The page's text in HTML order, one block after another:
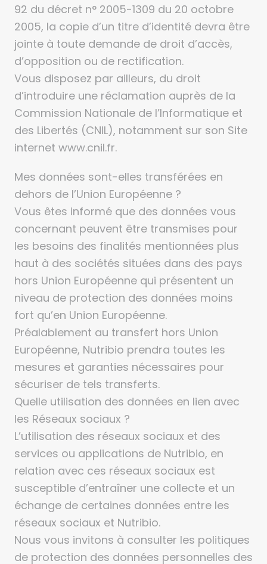
92 du décret n° 2005-1309 du 20 octobre
2005, la copie d’un titre d’identité devra être
jointe à toute demande de droit d’accès,
d’opposition ou de rectification.
Vous disposez par ailleurs, du droit
d’introduire une réclamation auprès de la
Commission Nationale de l’Informatique et
des Libertés (CNIL), notamment sur son Site
internet www.cnil.fr.
Mes données sont-elles transférées en
dehors de l’Union Européenne ?
Vous êtes informé que des données vous
concernant peuvent être transmises pour
les besoins des finalités mentionnées plus
haut à des sociétés situées dans des pays
hors Union Européenne qui présentent un
niveau de protection des données moins
fort qu’en Union Européenne.
Préalablement au transfert hors Union
Européenne, Nutribio prendra toutes les
mesures et garanties nécessaires pour
sécuriser de tels transferts.
Quelle utilisation des données en lien avec
les Réseaux sociaux ?
L’utilisation des réseaux sociaux et des
services ou applications de Nutribio, en
relation avec ces réseaux sociaux est
susceptible d’entraîner une collecte et un
échange de certaines données entre les
réseaux sociaux et Nutribio.
Nous vous invitons à consulter les politiques
de protection des données personnelles des